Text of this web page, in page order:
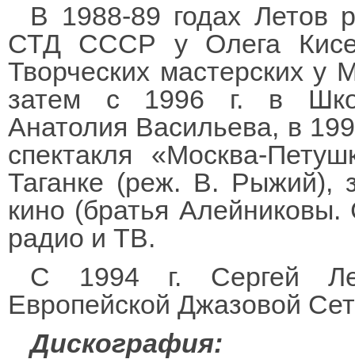
В 1988-89 годах Летов
СТД СССР у Олега
Творческих мастерских
затем с 1996 г. в
Анатолия Васильева, в
спектакля «Москва-
Таганке (реж. В. Рыжий),
кино (братья
радио и ТВ.
С 1994 г. Сергей
Европейской Джазовой
Дискография: